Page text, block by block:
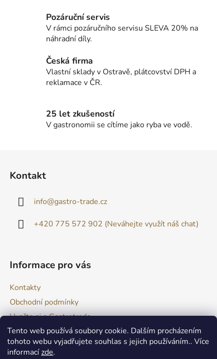
Tento web používá soubory cookie. Dalším procházením
tohoto webu vyjadřujete souhlas s jejich používáním.. Více
informacízde.
Pozáruční servis
V rámci pozáručního servisu SLEVA 20% na
náhradní díly.
Česká firma
Vlastní sklady v Ostravě, plátcovství DPH a
reklamace v ČR.
25 let zkušeností
V gastronomii se cítíme jako ryba ve vodě.
Kontakt
info@gastro-trade.cz
+420 775 572 902 (Neváhejte využít náš chat)
Informace pro vás
Kontakty
Obchodní podmínky
Uvařte si s Gastrotrade
Naše produkty - Tipy a triky
Reklamace zboží